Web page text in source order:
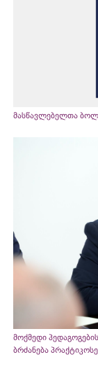
მასწავლებელთა
მოქმედი
ბრძანება